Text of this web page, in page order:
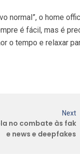
normal”, o home
é fácil, mas é
o tempo e relaxar
Next
no combate às fak
e news e deepfakes